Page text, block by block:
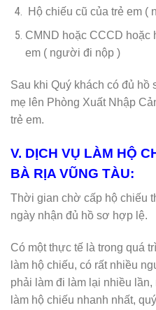
Hộ chiếu cũ của trẻ em (
CMND hoặc CCCD hoặc
em ( người đi nộp )
Sau khi Quý khách có đủ hồ
mẹ lên Phòng Xuất Nhập
trẻ em.
V. DỊCH VỤ LÀM HỘ
BÀ RỊA VŨNG TÀU:
Thời gian chờ cấp hộ chiếu
ngày nhận đủ hồ sơ hợp lệ.
Có một thực tế là trong quá
làm hộ chiếu, có rất nhiều
phải làm đi làm lại nhiều
làm hộ chiếu nhanh nhất,